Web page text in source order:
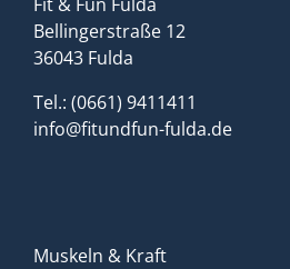
Bellingerstraße 12
36043 Fulda
Tel.: (0661) 9411411
info@fitundfun-fulda.de
Muskeln & Kraft